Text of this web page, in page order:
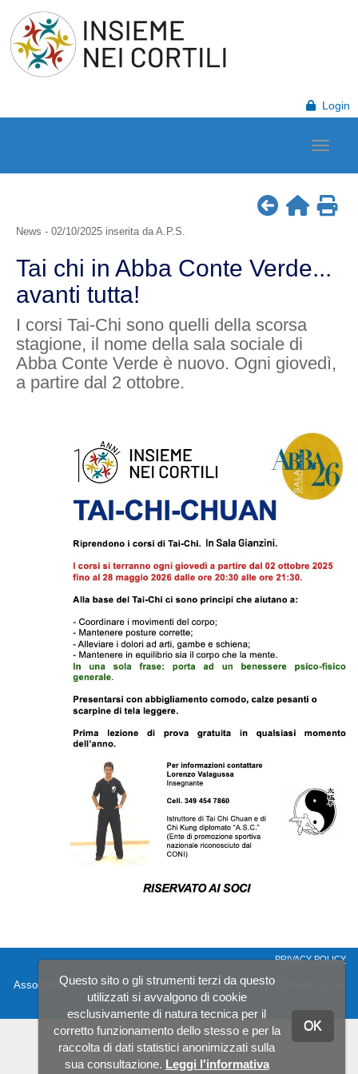
Login
News - 02/10/2025 inserita da A.P.S.
Tai chi in Abba Conte Verde...
avanti tutta!
I corsi Tai-Chi sono quelli della scorsa
stagione, il nome della sala sociale di
Abba Conte Verde è nuovo. Ogni giovedì,
a partire dal 2 ottobre.
PRIVACY POLICY
Associazione Insieme nei Cortili - Via Hermada 14, 20162 Milano - Cod.
Fis. 97710140159
Questo sito o gli strumenti terzi da questo
utilizzati si avvalgono di cookie
esclusivamente di natura tecnica per il
corretto funzionamento dello stesso e per la
raccolta di dati statistici anonimizzati sulla
sua consultazione. Leggi l'informativa
OK